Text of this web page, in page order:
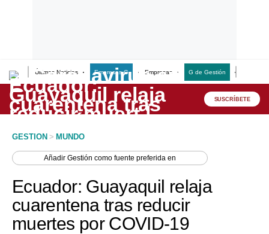
Últimas Noticias Empresas G Empresas G de Gestión
Lo último
Peru Quiosco
Economía
Mercados
SUSCRÍBETE
GESTION > MUNDO
AñadirGestión como fuente preferida en
Ecuador: Guayaquil relaja
cuarentena tras reducir
muertes por COVID-19